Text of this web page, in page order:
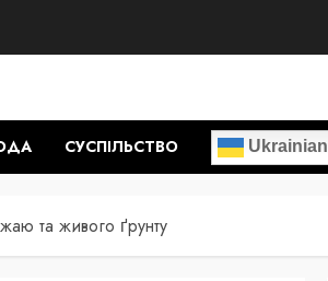
СУСПІЛЬСТВО Ukrainian
та живого ґрунту